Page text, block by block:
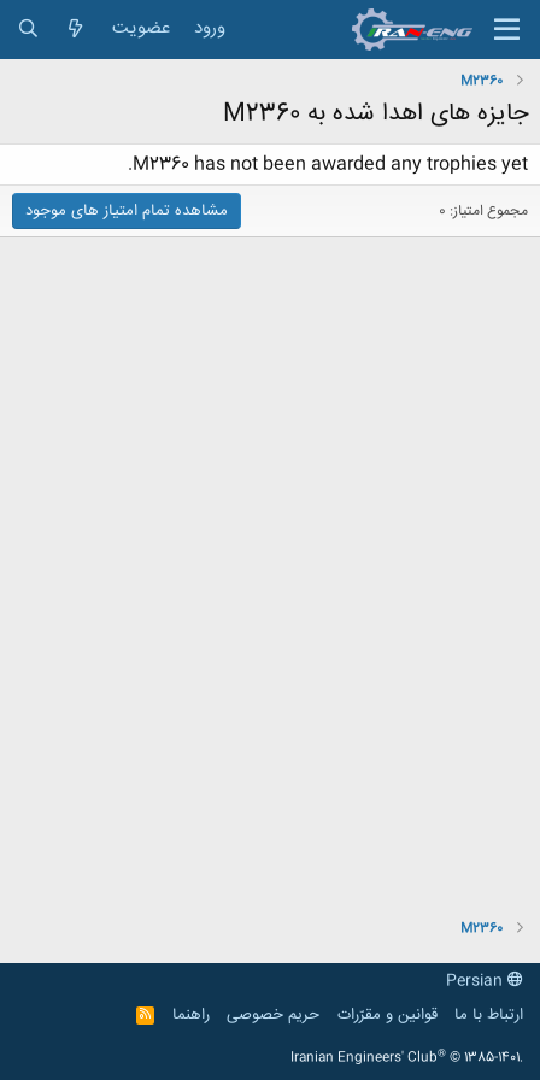
ورود عضویت
M2360
جایزه های اهدا شده به M2360
M2360 has not been awarded any trophies yet.
مجموع امتیاز: 0 مشاهده تمام امتیاز های موجود
M2360
ارتباط با ما
قوانین و مقرّرات حریم خصوصی راهنما
R
S
Iranian Engineers' Club® © 1385-1401.